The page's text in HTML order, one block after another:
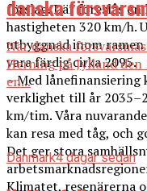
förslag. Där föreslås
hastigheten 320 km/h.
utbyggnad inom
vara färdig cirka 2095.
– Med lånefinansiering
verklighet till år
km/tim. Våra
kan resa med tåg, och
Det ger stora
Klimatet, resenärerna
danska
När danska
Herning på Jylland den
en...
Danmark4 dagar sedan